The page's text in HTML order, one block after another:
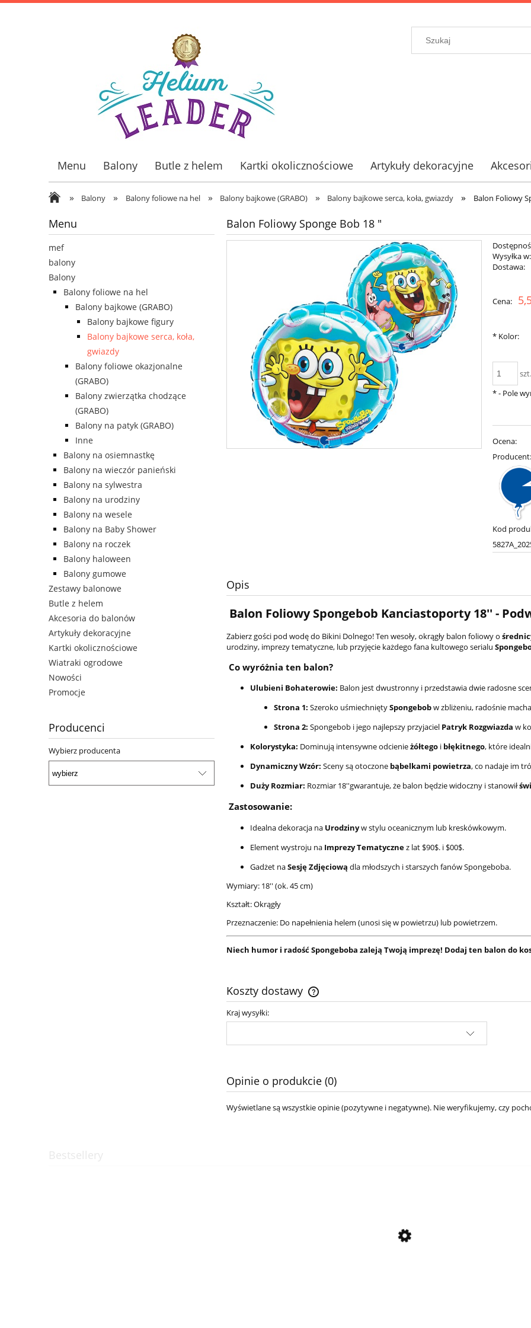
Menu Balony Butle z helem Kartki okolicznościowe Artykuły dekoracyjne
Wiatraki ogrodowe
» Balony » Balony foliowe na hel » Balony bajkowe (GRABO) » Balony bajkowe serca, koła, gwiazdy » Balon Foliowy
Menu
mef
balony
Balony
Balony foliowe na hel
Balony bajkowe (GRABO)
Balony bajkowe figury
Balony bajkowe serca, koła,
gwiazdy
Balony foliowe okazjonalne
(GRABO)
Balony zwierzątka chodzące
(GRABO)
Balony na patyk (GRABO)
Inne
Balony na osiemnastkę
Balony na wieczór panieński
Balony na sylwestra
Balony na urodziny
Balony na wesele
Balony na Baby Shower
Balony na roczek
Balony haloween
Balony gumowe
Zestawy balonowe
Butle z helem
Akcesoria do balonów
Artykuły dekoracyjne
Kartki okolicznościowe
Wiatraki ogrodowe
Nowości
Promocje
Producenci
Wybierz producenta
Balon Foliowy Sponge Bob 18 "
Wysyłka w:
Dostawa:
Cena nie zawiera ewentualnych
płatności
Cena:
* Kolor:
szt.
*- Pole
Ocena:
Producent:
Kod
Opis
Balon Foliowy Spongebob Kanciastoporty18'' -
Zabierz gości pod wodę do Bikini Dolnego! Ten wesoły, okrągły balon foliowy o
urodziny, imprezy tematyczne, lub przyjęcie każdego fana kultowego serialu
Co wyróżnia ten balon?
Ulubieni Bohaterowie: Balon jest dwustronny i przedstawia dwie radosne
Strona 1: Szeroko uśmiechniętySpongebobw zbliżeniu, radośnie
Strona 2: Spongebob i jego najlepszy przyjaciel Patryk Rozgwiazda w
Kolorystyka: Dominują intensywne odcienieżółtego i błękitnego, które
Dynamiczny Wzór: Sceny są otoczone bąbelkami powietrza, co nadaje im
Duży Rozmiar: Rozmiar 18''gwarantuje, że balon będzie widoczny i stanowił
Zastosowanie:
Idealna dekoracja na Urodzinyw stylu oceanicznym lub kreskówkowym.
Element wystroju na Imprezy Tematycznez lat$90$. i$00$.
Gadżet naSesję Zdjęciową dla młodszych i starszych fanów Spongeboba.
Wymiary: 18'' (ok. 45 cm)
Kształt: Okrągły
Przeznaczenie: Do napełnienia helem (unosi się w powietrzu) lub powietrzem.
Niech humor i radość Spongeboba zaleją Twoją imprezę! Dodaj ten balon do
Koszty dostawy
Cena nie zawiera ewentualnych kosztów
Kraj wysyłki:
Opinie o produkcie (0)
Wyświetlane są wszystkie opinie (pozytywne i negatywne). Nie weryfikujemy, czy